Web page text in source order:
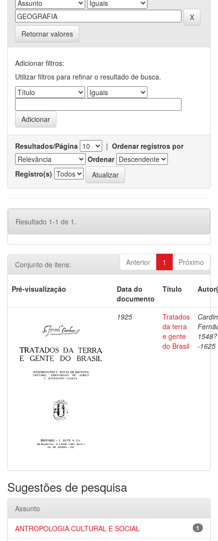
Retornar valores
Adicionar filtros:
Utilizar filtros para refinar o resultado de busca.
Resultados/Página | Ordenar registros por
Ordenar
Registro(s)
Resultado 1-1 de 1.
Anterior 1 Próximo
Conjunto de itens:
Pré-visualização
Data do
documento
Título
1925
Tratados
da terra
e gente
do Brasil
1548?
-1625
Sugestões de pesquisa
Assunto
1
ANTROPOLOGIA CULTURAL E SOCIAL